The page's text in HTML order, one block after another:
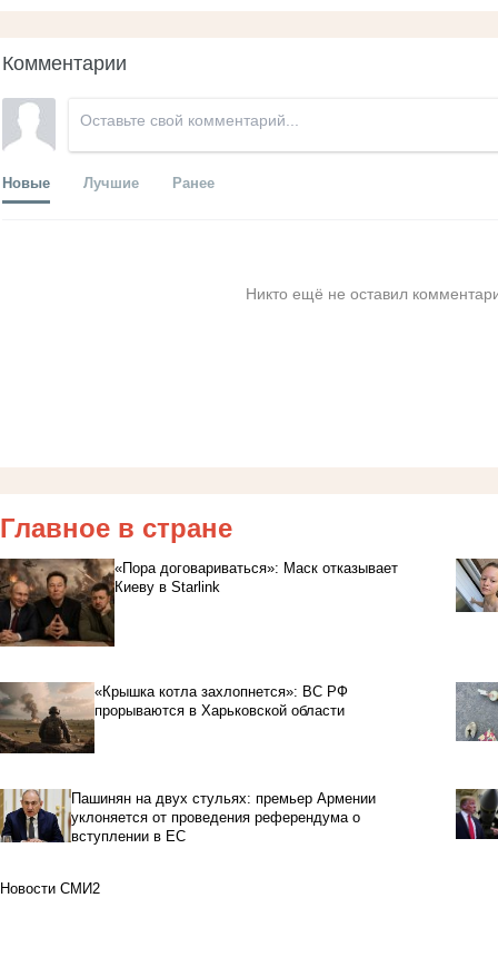
Комментарии
Новые Лучшие Ранее
Никто ещё не оставил
Главное в стране
«Пора договариваться»: Маск отказывает
Киеву в Starlink
«Крышка котла захлопнется»: ВС РФ
прорываются в Харьковской области
Пашинян на двух стульях: премьер Армении
уклоняется от проведения референдума о
вступлении в ЕС
Новости СМИ2